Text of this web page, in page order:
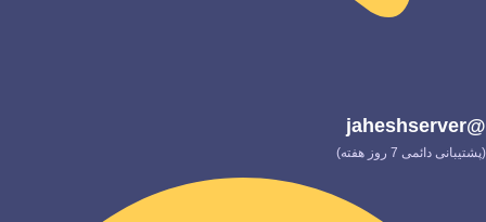
@jaheshserver
(پشتیبانی دائمی 7 روز هفته)